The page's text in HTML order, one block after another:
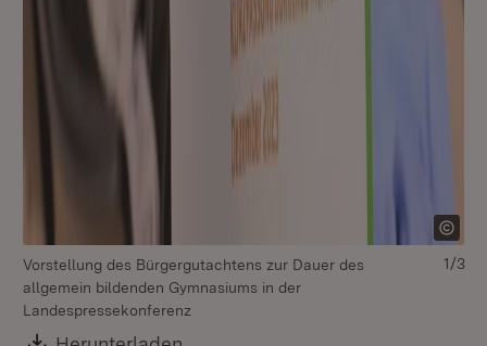
Vorstellung des Bürgergutachtens zur Dauer des
allgemein bildenden Gymnasiums in der
Landespressekonferenz
1/3